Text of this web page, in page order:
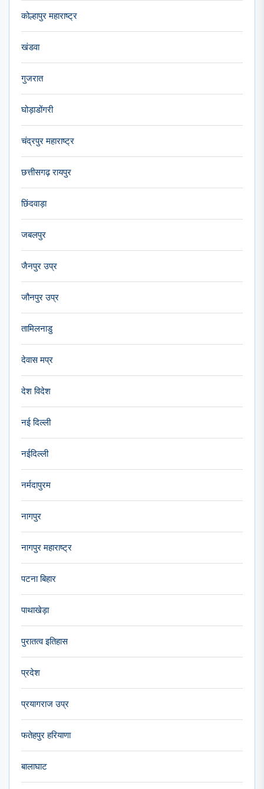
कोल्हापुर महाराष्ट्र
खंडवा
गुजरात
घोड़ाडोंगरी
चंद्रपुर महाराष्ट्र
छत्तीसगढ़ रायपुर
छिंदवाड़ा
जबलपुर
जैनपुर उप्र
जौनपुर उप्र
तामिलनाडु
देवास मप्र
देश विदेश
नई दिल्ली
नईदिल्ली
नर्मदापुरम
नागपुर
नागपुर महाराष्ट्र
पटना बिहार
पाथाखेड़ा
पुरातत्व इतिहास
प्रदेश
प्रयागराज उप्र
फतेहपुर हरियाणा
बालाघाट